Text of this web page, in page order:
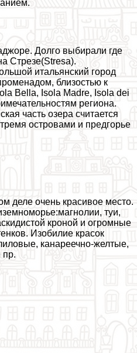
Долго выбирали где
Стрезе(Stresa).
итальянский город
близостью к
Bella, Isola Madre, Isola dei
региона.
часть озера считается
островами и предгорье
деле очень красивое место.
туи,
кроной и огромные
Изобилие красок
канареечно-желтые,
пр.